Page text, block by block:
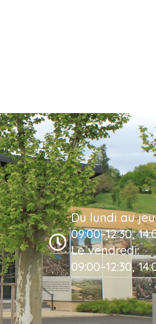
Du lundi au
09:00–12:30,
Le vendredi:
09:00–12:30,